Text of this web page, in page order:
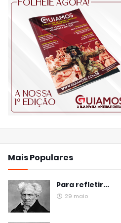
Mais Populares
Para refletir...
29 maio